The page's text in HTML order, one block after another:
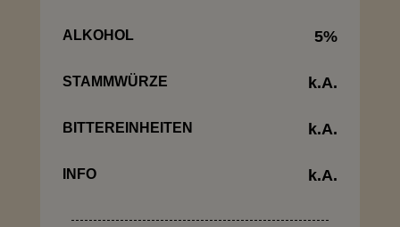
ALKOHOL 5%
STAMMWÜRZE k.A.
BITTEREINHEITEN k.A.
INFO k.A.